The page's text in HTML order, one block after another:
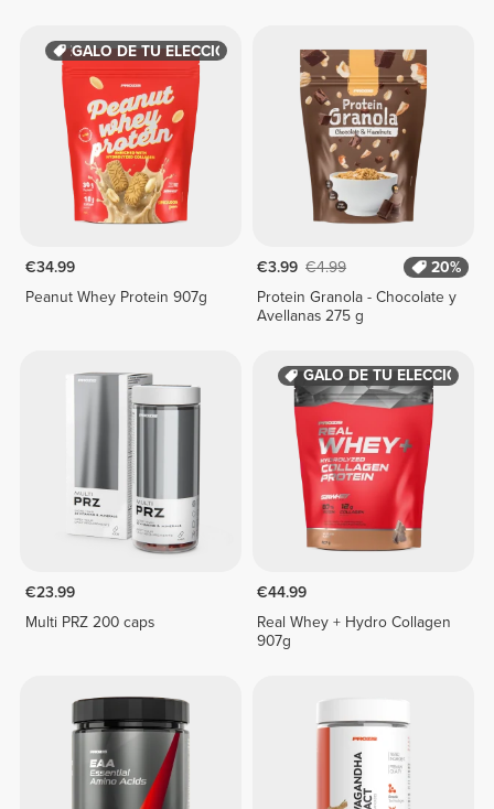
REGALO DE TU ELECCIÓN
€34.99
Peanut Whey Protein 907g
€3.99 €4.99
20%
Protein Granola - Chocolate y
Avellanas 275 g
€23.99
Multi PRZ 200 caps
REGALO DE TU ELECCIÓN
€44.99
Real Whey + Hydro Collagen
907g